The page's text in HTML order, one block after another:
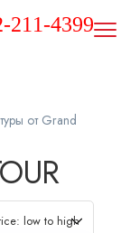
211-4399
от Grand